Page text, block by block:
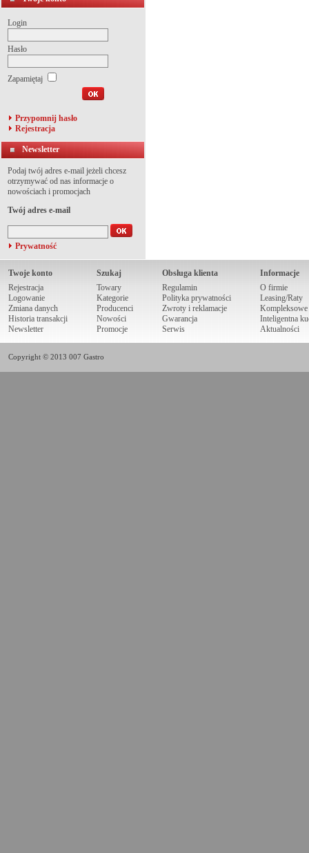
Login
Hasło
Zapamiętaj
Przypomnij hasło
Rejestracja
Newsletter
Podaj twój adres e-mail jeżeli chcesz
otrzymywać od nas informacje o
nowościach i promocjach
Twój adres e-mail
Prywatność
Twoje konto
Rejestracja
Logowanie
Zmiana danych
Historia transakcji
Newsletter
Szukaj
Towary
Kategorie
Producenci
Nowości
Promocje
Obsługa klienta
Regulamin
Polityka prywatności
Zwroty i reklamacje
Gwarancja
Serwis
Informacje
O firmie
Leasing/Raty
Kompleksowe
Inteligentna
Aktualności
Copyright © 2013 007 Gastro